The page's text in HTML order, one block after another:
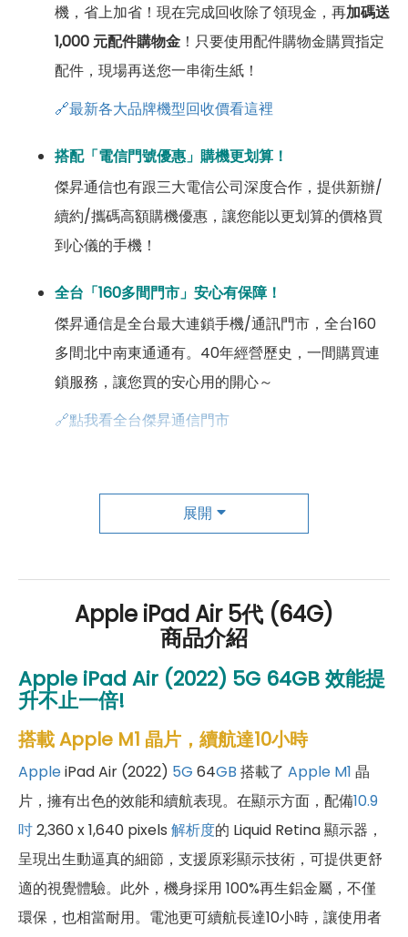
機，省上加省！現在完成回收除了領現金，再加碼送
1,000 元配件購物金 ！只要使用配件購物金購買指定
配件，現場再送您一串衛生紙！
🔗最新各大品牌機型回收價看這裡
搭配「電信門號優惠」購機更划算！
傑昇通信也有跟三大電信公司深度合作，提供新辦/
續約/攜碼高額購機優惠，讓您能以更划算的價格買
到心儀的手機！
全台「160多間門市」安心有保障！
傑昇通信是全台最大連鎖手機/通訊門市，全台160
多間北中南東通通有。40年經營歷史，一間購買連
鎖服務，讓您買的安心用的開心～
🔗點我看全台傑昇通信門市
傑昇尊榮會員除了可以「消費集點兌換商品」，每半
年還有「200元配件購物金」，每年再送「VIP生日
展開
Apple iPad Air 5代 (64G)
商品介紹
Apple iPad Air (2022) 5G 64GB 效能提
升不止一倍!
搭載 Apple M1 晶片，續航達10小時
AppleiPad Air (2022) 5G 64GB 搭載了 Apple M1 晶
片，擁有出色的效能和續航表現。在顯示方面，配備10.9
吋2,360 x 1,640 pixels 解析度的 Liquid Retina 顯示器，
呈現出生動逼真的細節，支援原彩顯示技術，可提供更舒
適的視覺體驗。此外，機身採用 100%再生鋁金屬，不僅
環保，也相當耐用。電池更可續航長達10小時，讓使用者